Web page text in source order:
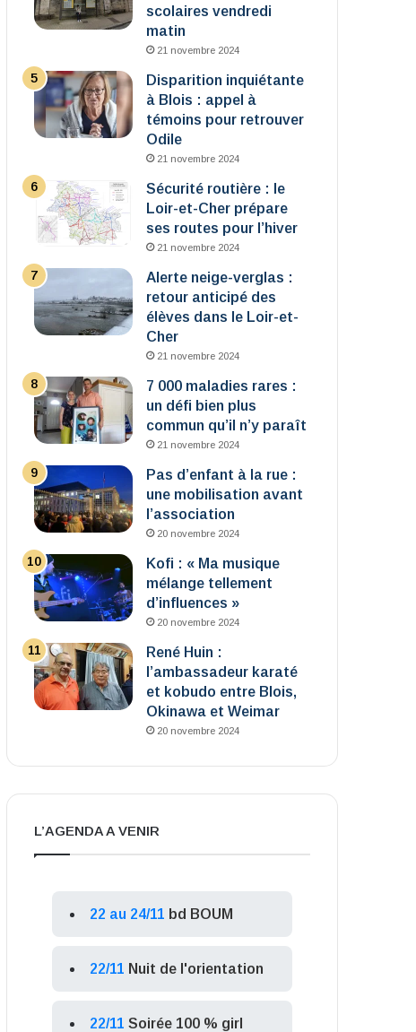
scolaires vendredi
matin
21 novembre 2024
Disparition inquiétante
à Blois : appel à
témoins pour retrouver
Odile
21 novembre 2024
Sécurité routière : le
Loir-et-Cher prépare
ses routes pour l’hiver
21 novembre 2024
Alerte neige-verglas :
retour anticipé des
élèves dans le Loir-et-
Cher
21 novembre 2024
7 000 maladies rares :
un défi bien plus
commun qu’il n’y paraît
21 novembre 2024
Pas d’enfant à la rue :
une mobilisation avant
l’association
20 novembre 2024
Kofi : « Ma musique
mélange tellement
d’influences »
20 novembre 2024
René Huin :
l’ambassadeur karaté
et kobudo entre Blois,
Okinawa et Weimar
20 novembre 2024
L’AGENDA A VENIR
22 au 24/11 bd BOUM
22/11 Nuit de l'orientation
22/11 Soirée 100 % girl